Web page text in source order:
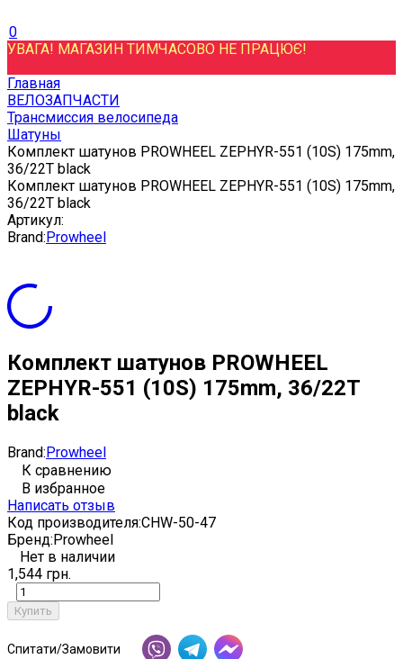
0
УВАГА! МАГАЗИН ТИМЧАСОВО НЕ ПРАЦЮЄ!
Главная
ВЕЛОЗАПЧАСТИ
Трансмиссия велосипеда
Шатуны
Комплект шатунов PROWHEEL ZEPHYR-551 (10S) 175mm,
36/22T black
Комплект шатунов PROWHEEL ZEPHYR-551 (10S) 175mm,
36/22T black
Артикул:
Brand:Prowheel
Комплект шатунов PROWHEEL
ZEPHYR-551 (10S) 175mm, 36/22T
black
Brand:Prowheel
К сравнению
В избранное
Написать отзыв
Код производителя:CHW-50-47
Бренд:Prowheel
Нет в наличии
1,544 грн.
Купить
Спитати/Замовити